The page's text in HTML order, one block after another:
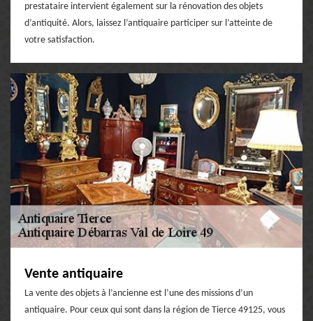
prestataire intervient également sur la rénovation des objets
d’antiquité. Alors, laissez l’antiquaire participer sur l’atteinte de
votre satisfaction.
Vente antiquaire
La vente des objets à l’ancienne est l’une des missions d’un
antiquaire. Pour ceux qui sont dans la région de Tierce 49125, vous